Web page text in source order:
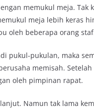
memukul meja. Tak
meja lebih keras
oleh beberapa orang
pukul-pukulan, maka
memisah.
oleh pimpinan rapat.
Namun tak lama